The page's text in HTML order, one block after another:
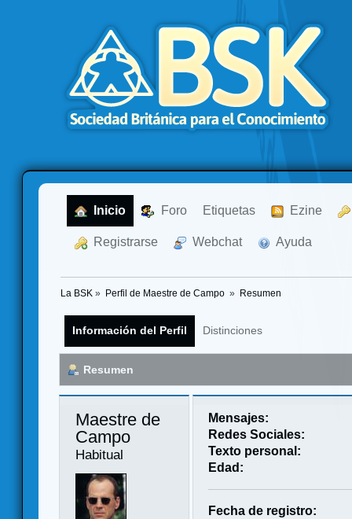
Inicio Foro Etiquetas Ezine
Registrarse Webchat Ayuda
La BSK » Perfil de Maestre de Campo » Resumen
Información del Perfil Distinciones
Resumen
Maestre de
Campo
Habitual
Mensajes:
Redes Sociales:
Texto personal:
Edad:
Fecha de registro: